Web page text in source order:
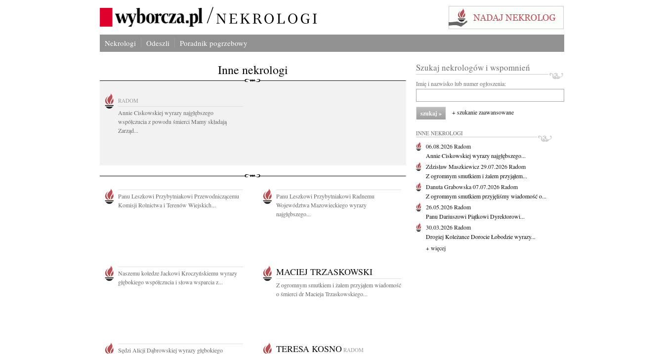
Nekrologi Odeszli Poradnik pogrzebowy
Inne nekrologi
RADOM
Annie Ciskowskiej wyrazy najgłębszego
współczucia z powodu śmierci Mamy składają
Zarząd...
Panu Leszkowi Przybytniakowi Przewodniczącemu
Komisji Rolnictwa i Terenów Wiejskich...
Panu Leszkowi Przybytniakowi Radnemu
Województwa Mazowieckiego wyrazy
najgłębszego...
Naszemu koledze Jackowi Kroczyńskiemu wyrazy
głębokiego współczucia i słowa wsparcia z...
MACIEJ TRZASKOWSKI
Z ogromnym smutkiem i żalem przyjąłem wiadomość
o śmierci dr Macieja Trzaskowskiego...
Sędzi Alicji Dąbrowskiej wyrazy głębokiego
TERESA KOSNO RADOM
Szukaj nekrologów i wspomnień
Imię i nazwisko lub numer ogłoszenia:
+ szukanie zaawansowane
INNE NEKROLOGI
06.08.2026Radom
Annie Ciskowskiej wyrazy najgłębszego...
Zdzisław Maszkiewicz29.07.2026Radom
Z ogromnym smutkiem i żalem przyjąłem...
Danuta Grabowska07.07.2026Radom
Z ogromnym smutkiem przyjęliśmy wiadomość o...
26.05.2026Radom
Panu Dariuszowi Piątkowi Dyrektorowi...
30.03.2026Radom
Drogiej Koleżance Dorocie Łobodzie wyrazy...
+ więcej